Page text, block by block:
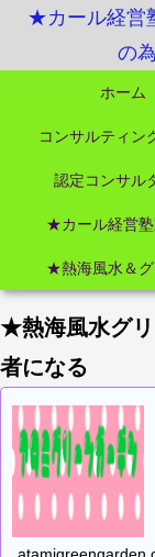
★カール経営
の
ホーム
コンサルティン
認定コンサル
★カール経営
★熱海風水＆グ
★熱海風水グ
者になる